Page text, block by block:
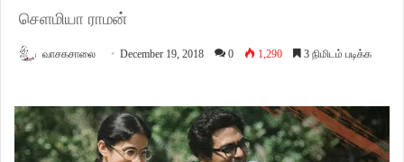
செளமியா ராமன்
வாசகசாலை December 19, 2018 0 1,290 3 நிமிடம் படிக்க